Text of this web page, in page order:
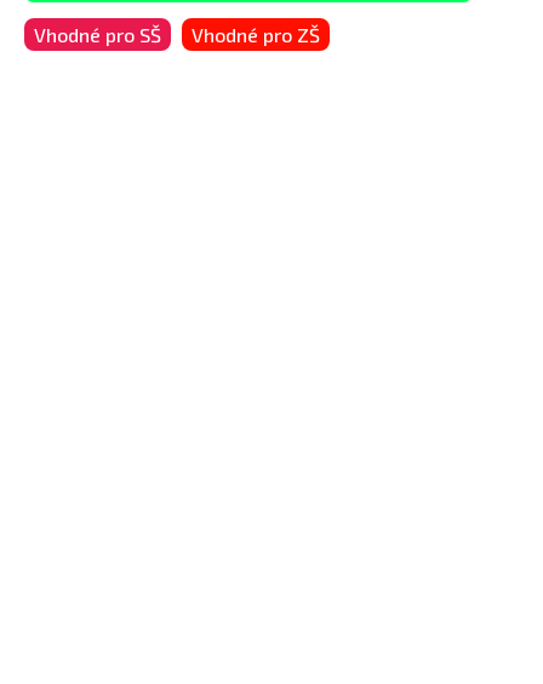
Vhodné pro SŠ Vhodné pro ZŠ